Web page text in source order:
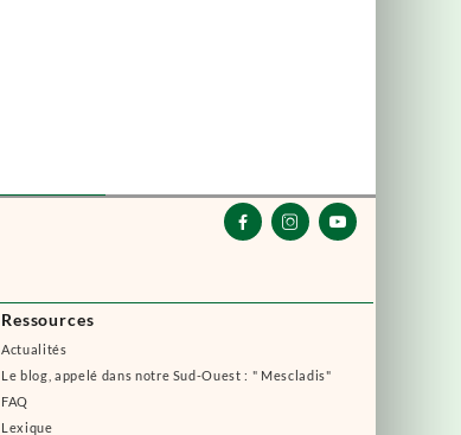
Ressources
Actualités
Le blog, appelé dans notre Sud-Ouest : " Mescladis"
FAQ
Lexique
  